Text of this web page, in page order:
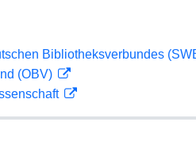
Bibliotheksverbundes
(OBV)